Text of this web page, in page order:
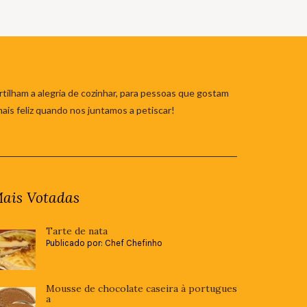
a alegria de cozinhar, para pessoas que gostam
feliz quando nos juntamos a petiscar!
Votadas
Tarte de nata
Publicado por: Chef Chefinho
Mousse de chocolate caseira à portugues
a